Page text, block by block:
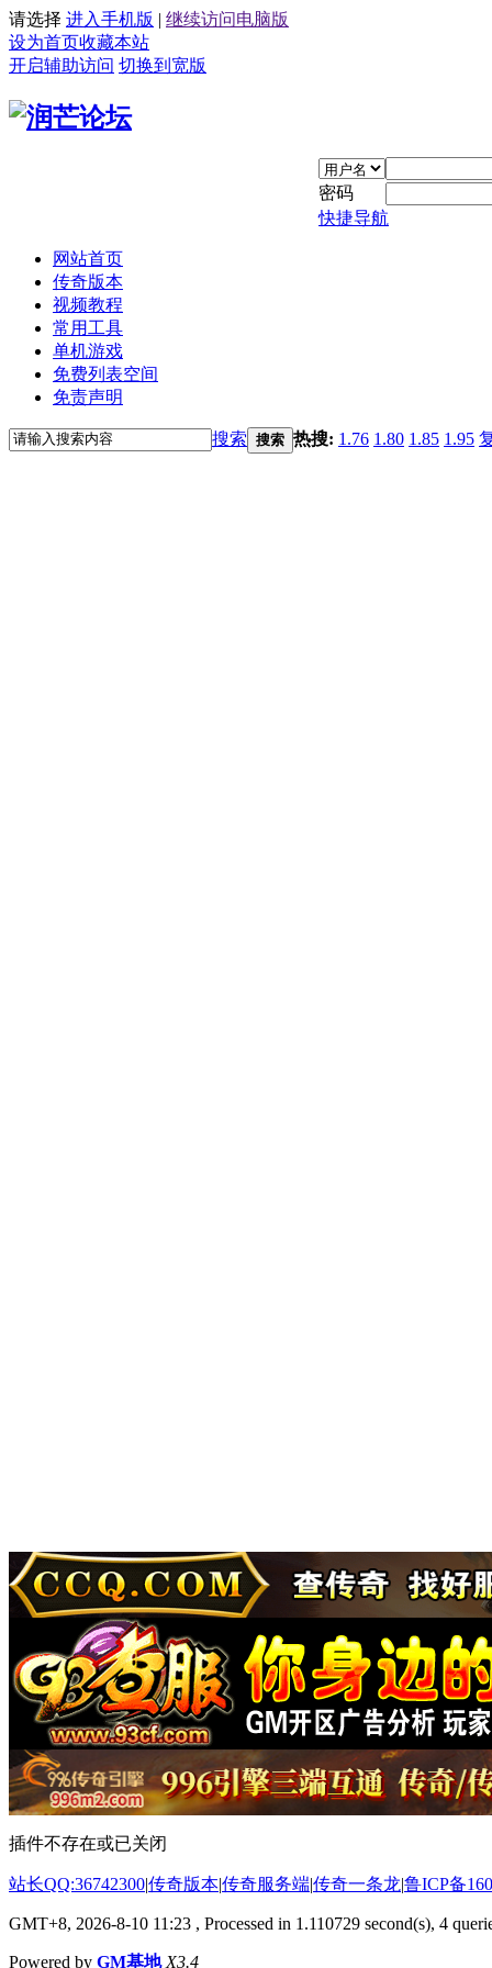
请选择 进入手机版 | 继续访问电脑版
设为首页收藏本站
开启辅助访问 切换到宽版
密码
快捷导航
网站首页
传奇版本
视频教程
常用工具
单机游戏
免费列表空间
免责声明
搜索 搜索 热搜: 1.76 1.80 1.85 1.95
插件不存在或已关闭
站长QQ:36742300|传奇版本|传奇服务端|传奇一条龙|鲁ICP备
GMT+8, 2026-8-10 11:23 , Processed in 1.110729 second(s), 4
Powered by GM基地 X3.4